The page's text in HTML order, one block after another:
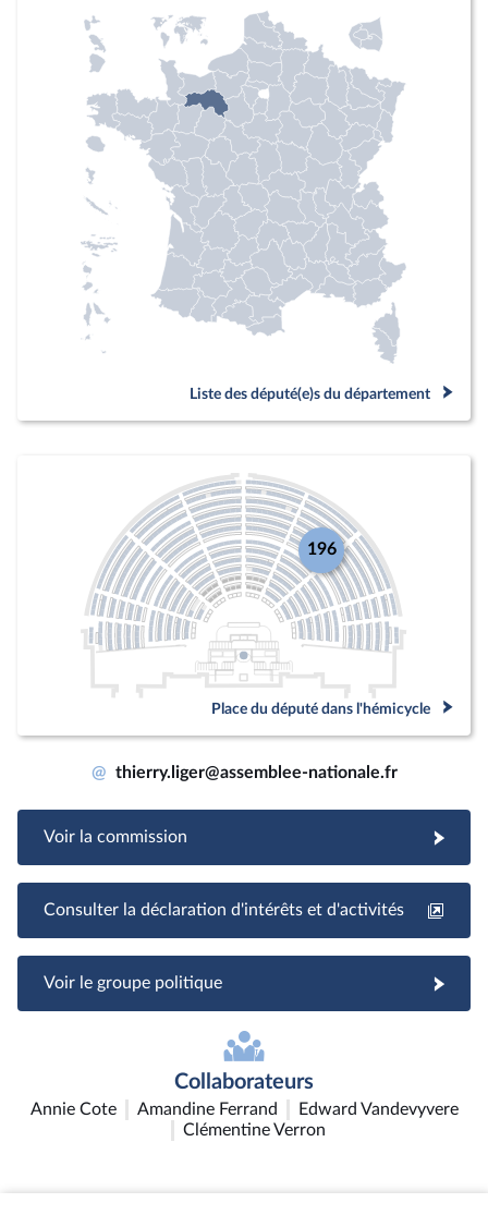
Liste des député(e)s du département
196
Place du député dans l'hémicycle
@ thierry.liger@assemblee-nationale.fr
Voir la commission
Consulter la déclaration d'intérêts et d'activités
Voir le groupe politique
Collaborateurs
Annie Cote Amandine Ferrand
Edward Vandevyvere
Clémentine Verron